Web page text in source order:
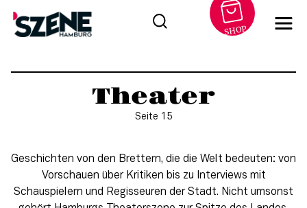
Inhalt
SHOP
Theater
Seite 15
Geschichten von den Brettern, die die Welt bedeuten: von
Vorschauen über Kritiken bis zu Interviews mit
Schauspielern und Regisseuren der Stadt. Nicht umsonst